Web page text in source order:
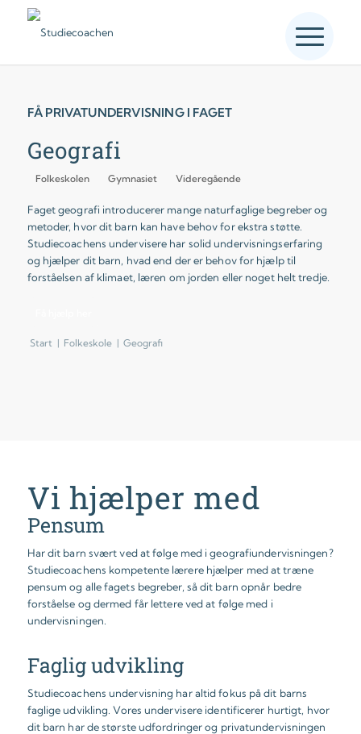
FÅ PRIVATUNDERVISNING I FAGET
Geografi
Folkeskolen Gymnasiet Videregående
Faget geografi introducerer mange naturfaglige begreber og
metoder, hvor dit barn kan have behov for ekstra støtte.
Studiecoachens undervisere har solid undervisningserfaring
og hjælper dit barn, hvad end der er behov for hjælp til
forståelsen af klimaet, læren om jorden eller noget helt tredje.
Start | Folkeskole | Geografi
Vi hjælper med
Pensum
Har dit barn svært ved at følge med i geografiundervisningen?
Studiecoachens kompetente lærere hjælper med at træne
pensum og alle fagets begreber, så dit barn opnår bedre
forståelse og dermed får lettere ved at følge med i
undervisningen.
Faglig udvikling
Studiecoachens undervisning har altid fokus på dit barns
faglige udvikling. Vores undervisere identificerer hurtigt, hvor
dit barn har de største udfordringer og privatundervisningen